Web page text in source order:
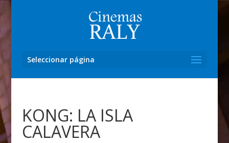
Seleccionar página
KONG: LA ISLA
CALAVERA